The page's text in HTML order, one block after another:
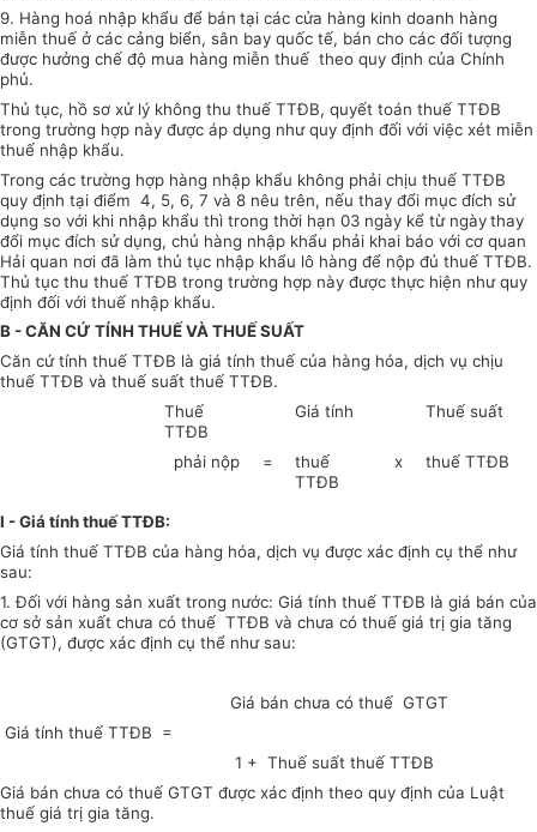
9. Hàng hoá nhập khẩu để bán tại các cửa hàng kinh doanh hàng
miễn thuế ở các cảng biển, sân bay quốc tế, bán cho các đối tượng
được hưởng chế độ mua hàng miễn thuế theo quy định của Chính
phủ.
Thủ tục, hồ sơ xử lý không thu thuế TTĐB, quyết toán thuế TTĐB
trong trường hợp này được áp dụng như quy định đối với việc xét miễn
thuế nhập khẩu.
Trong các trường hợp hàng nhập khẩu không phải chịu thuế TTĐB
quy định tại điểm 4, 5, 6, 7 và 8 nêu trên, nếu thay đổi mục đích sử
dụng so với khi nhập khẩu thì trong thời hạn 03 ngày kể từ ngàythay
đổi mục đích sử dụng, chủ hàng nhập khẩu phải khai báo với cơ quan
Hải quan nơi đã làm thủ tục nhập khẩu lô hàng để nộp đủ thuế TTĐB.
Thủ tục thu thuế TTĐB trong trường hợp này được thực hiện như quy
định đối với thuế nhập khẩu.
B - CĂN CỨ TÍNH THUẾ VÀ THUẾ SUẤT
Căn cứ tính thuế TTĐB là giá tính thuế của hàng hóa, dịch vụ chịu
thuế TTĐB và thuế suất thuế TTĐB.
Thuế
TTĐB
Giá tính Thuế suất
phải nộp =
thuế
TTĐB
x thuế TTĐB
I - Giá tính thuế TTĐB:
Giá tính thuế TTĐB của hàng hóa, dịch vụ được xác định cụ thể như
sau:
1. Đối với hàng sản xuất trong nước: Giá tính thuế TTĐB là giá bán của
cơ sở sản xuất chưa có thuế TTĐB và chưa có thuế giá trị gia tăng
(GTGT), được xác định cụ thể như sau:
Giá bán chưa có thuế GTGT
Giá tính thuế TTĐB =
1 + Thuế suất thuế TTĐB
Giá bán chưa có thuế GTGT được xác định theo quy định của Luật
thuế giá trị gia tăng.